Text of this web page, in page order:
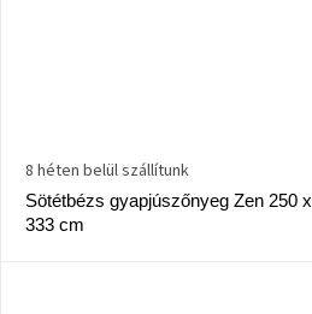
Sötétbézs gyapjúszőnyeg Zen 250 x
333 cm
8 héten belül szállítunk